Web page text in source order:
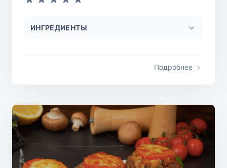
ИНГРЕДИЕНТЫ
Подробнее